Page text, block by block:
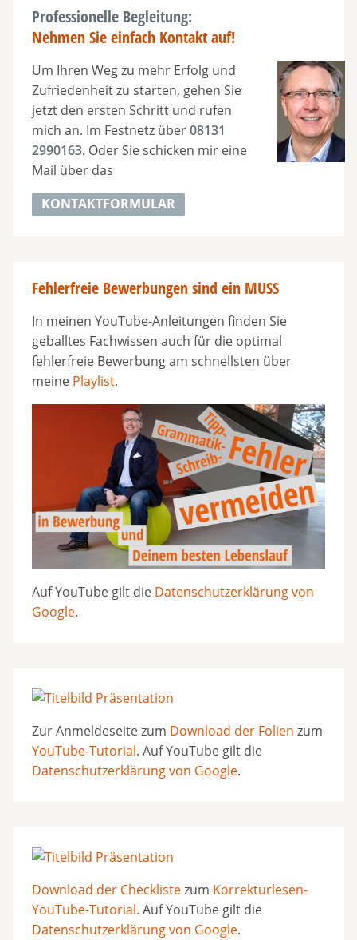
Professionelle Begleitung:
Nehmen Sie einfach Kontakt auf!
Um Ihren Weg zu mehr Erfolg und
Zufriedenheit zu starten, gehen Sie
jetzt den ersten Schritt und rufen
mich an. Im Festnetz über08131
2990163. Oder Sie schicken mir eine
Mail über das
KONTAKTFORMULAR
Fehlerfreie Bewerbungen sind ein MUSS
In meinen YouTube-Anleitungen finden Sie
geballtes Fachwissen auch für die optimal
fehlerfreie Bewerbung am schnellsten über
meine Playlist.
Auf YouTube gilt die Datenschutzerklärung von
Google.
Zur Anmeldeseite zum Download der Folien zum
YouTube-Tutorial. Auf YouTube gilt die
Datenschutzerklärung von Google.
Download der Checklistezum Korrekturlesen-
YouTube-Tutorial. Auf YouTube gilt die
Datenschutzerklärung von Google.